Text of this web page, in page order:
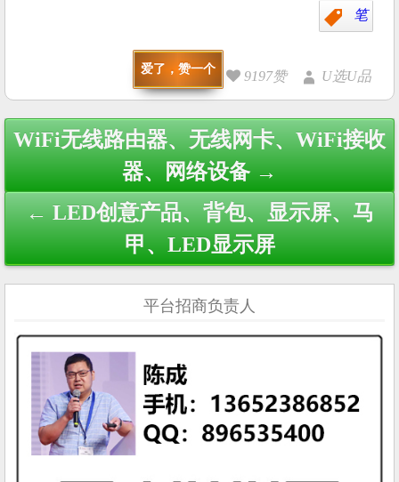
笔
爱了，赞一个 9197赞 U选U品
Post
navigation
WiFi无线路由器、无线网卡、WiFi接收
器、网络设备 →
← LED创意产品、背包、显示屏、马
甲、LED显示屏
平台招商负责人